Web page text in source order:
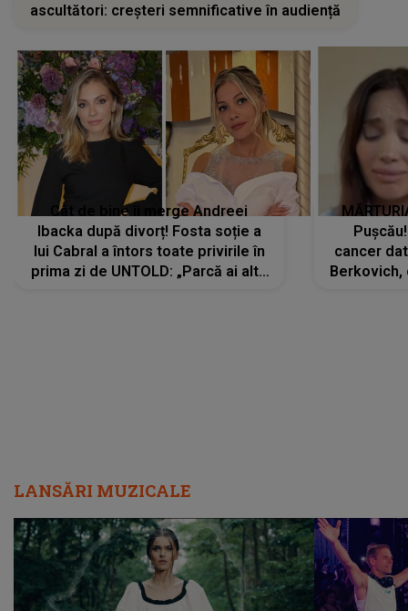
ascultători: creșteri semnificative în audiență
Cât de bine îi merge Andreei
Ibacka după divorț! Fosta soție a
lui Cabral a întors toate privirile în
prima zi de UNTOLD: „Parcă ai altă
cancer
Berkovich,
LANSĂRI MUZICALE